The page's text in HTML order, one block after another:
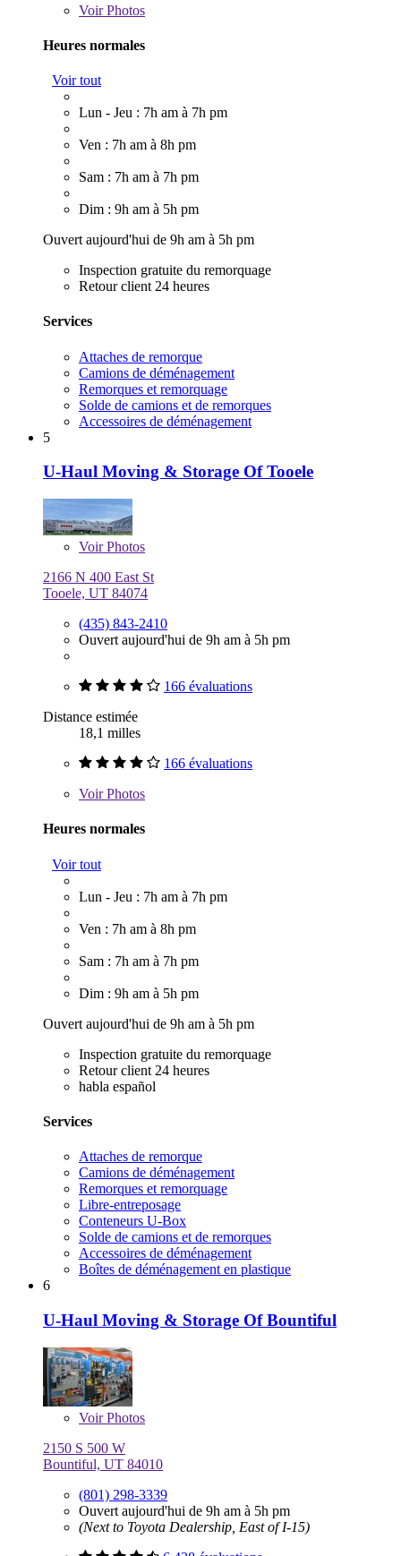
VoirPhotos
Heures normales
Voir tout
Lun - Jeu : 7h am à 7h pm
Ven : 7h am à 8h pm
Sam : 7h am à 7h pm
Dim : 9h am à 5h pm
Ouvert aujourd'hui de 9h am à 5h pm
Inspection gratuite du remorquage
Retour client 24 heures
Services
Attaches de remorque
Camions de déménagement
Remorques et remorquage
Solde de camions et de remorques
Accessoires de déménagement
5
U-Haul Moving & Storage Of Tooele
VoirPhotos
2166 N 400 East St
Tooele, UT 84074
(435) 843-2410
Ouvert aujourd'hui de 9h am à 5h pm
166 évaluations
Distance estimée
18,1 milles
166 évaluations
VoirPhotos
Heures normales
Voir tout
Lun - Jeu : 7h am à 7h pm
Ven : 7h am à 8h pm
Sam : 7h am à 7h pm
Dim : 9h am à 5h pm
Ouvert aujourd'hui de 9h am à 5h pm
Inspection gratuite du remorquage
Retour client 24 heures
habla español
Services
Attaches de remorque
Camions de déménagement
Remorques et remorquage
Libre-entreposage
Conteneurs U-Box
Solde de camions et de remorques
Accessoires de déménagement
Boîtes de déménagement en plastique
6
U-Haul Moving & Storage Of Bountiful
VoirPhotos
2150 S 500 W
Bountiful, UT 84010
(801) 298-3339
Ouvert aujourd'hui de 9h am à 5h pm
(Next to Toyota Dealership, East of I-15)